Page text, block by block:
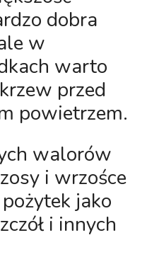
dobra
w
warto
przed
powietrzem.
walorów
i wrzośce
jako
i innych